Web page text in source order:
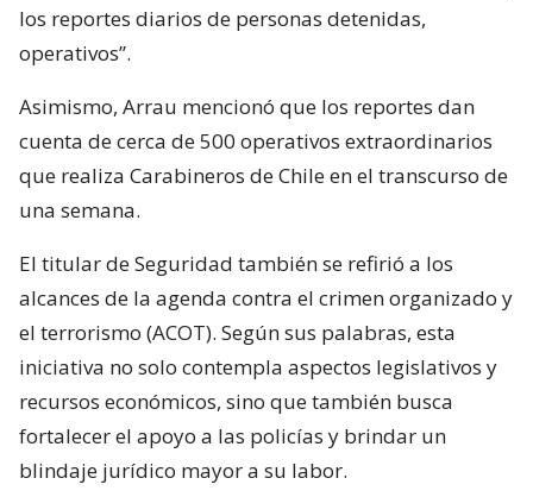
los reportes diarios de personas detenidas,
operativos”.
Asimismo, Arrau mencionó que los reportes dan
cuenta de cerca de 500 operativos extraordinarios
que realiza Carabineros de Chile en el transcurso de
una semana.
El titular de Seguridad también se refirió a los
alcances de la agenda contra el crimen organizado y
el terrorismo (ACOT). Según sus palabras, esta
iniciativa no solo contempla aspectos legislativos y
recursos económicos, sino que también busca
fortalecer el apoyo a las policías y brindar un
blindaje jurídico mayor a su labor.